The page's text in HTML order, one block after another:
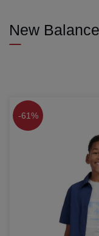
New
-61%